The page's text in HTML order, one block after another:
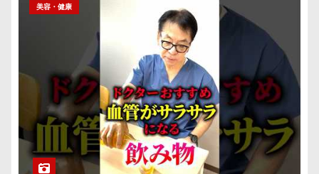
美容・健康